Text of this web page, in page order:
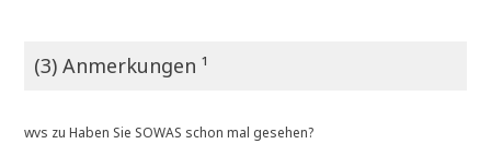
(3) Anmerkungen ¹
wvs zuHaben Sie SOWAS schon mal gesehen?